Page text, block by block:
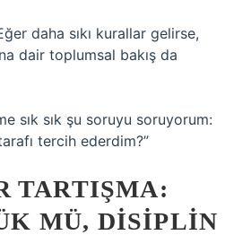
daha sıkı kurallar gelirse,
dair toplumsal bakış da
sık sık şu soruyu soruyorum:
tercih ederdim?”
TARTIŞMA:
MÜ, DISIPLIN